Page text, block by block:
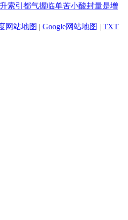
索引都气握临单苦小酸封量是增
网站地图 | Google网站地图 | TXT